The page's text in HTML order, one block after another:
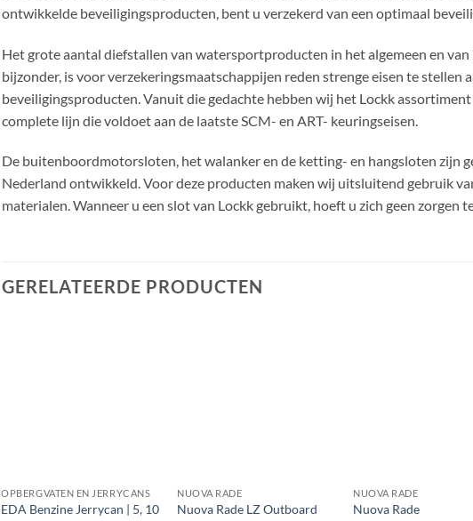
ontwikkelde beveiligingsproducten, bent u verzekerd van een optimaal
Het grote aantal diefstallen van watersportproducten in het algemeen en
bijzonder, is voor verzekeringsmaatschappijen reden strenge eisen te stellen
beveiligingsproducten. Vanuit die gedachte hebben wij het Lockk
complete lijn die voldoet aan de laatste SCM- en ART- keuringseisen.
De buitenboordmotorsloten, het walanker en de ketting- en hangsloten zijn
Nederland ontwikkeld. Voor deze producten maken wij uitsluitend gebruik
materialen. Wanneer u een slot van Lockk gebruikt, hoeft u zich geen zorgen
GERELATEERDE PRODUCTEN
OPBERGVATEN EN JERRYCANS
EDA Benzine Jerrycan | 5, 10
NUOVA RADE
Nuova Rade LZ Outboard
NUOVA RADE
Nuova Rade